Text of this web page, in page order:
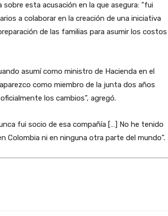
esta acusación en la que asegura: “fui
a colaborar en la creación de una iniciativa
de las familias para asumir los costos
asumí como ministro de Hacienda en el
como miembro de la junta dos años
los cambios”, agregó.
fui socio de esa compañía […] No he tenido
Colombia ni en ninguna otra parte del mundo”.